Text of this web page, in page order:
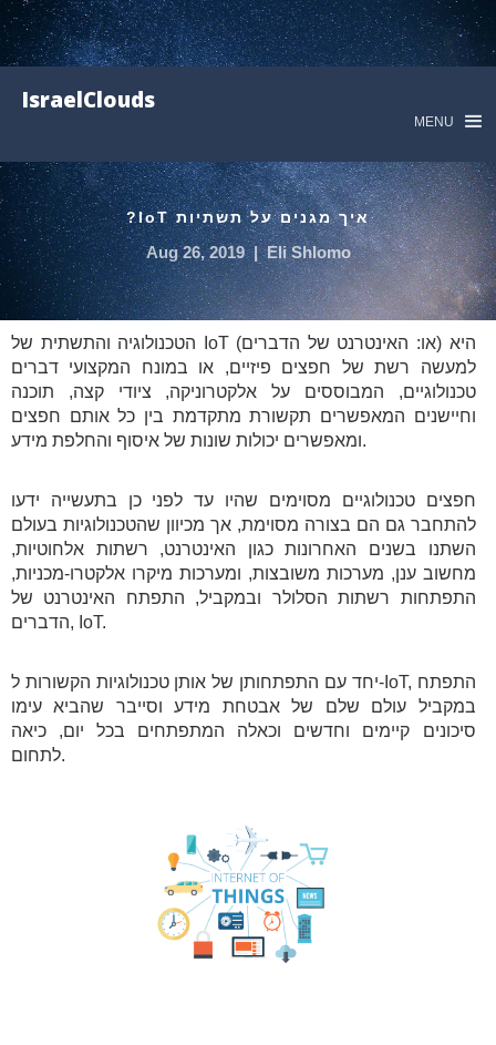
IsraelClouds
MENU
איך מגנים על תשתיות IoT?
Eli Shlomo
|
Aug 26, 2019
הטכנולוגיה והתשתית של IoT (או: האינטרנט של הדברים) היא
למעשה רשת של חפצים פיזיים, או במונח המקצועי דברים
טכנולוגיים, המבוססים על אלקטרוניקה, ציודי קצה, תוכנה
וחיישנים המאפשרים תקשורת מתקדמת בין כל אותם חפצים
ומאפשרים יכולות שונות של איסוף והחלפת מידע.
חפצים טכנולוגיים מסוימים שהיו עד לפני כן בתעשייה ידעו
להתחבר גם הם בצורה מסוימת, אך מכיוון שהטכנולוגיות בעולם
השתנו בשנים האחרונות כגון האינטרנט, רשתות אלחוטיות,
מחשוב ענן, מערכות משובצות, ומערכות מיקרו אלקטרו-מכניות,
התפתחות רשתות הסלולר ובמקביל, התפתח האינטרנט של
הדברים, IoT.
יחד עם התפתחותן של אותן טכנולוגיות הקשורות ל-IoT, התפתח
במקביל עולם שלם של אבטחת מידע וסייבר שהביא עימו
סיכונים קיימים וחדשים וכאלה המתפתחים בכל יום, כיאה
לתחום.